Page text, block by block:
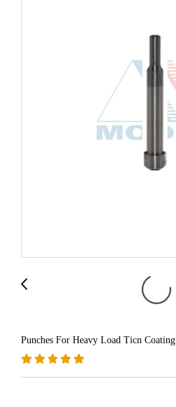
Punches For Heavy Load Ticn Coating